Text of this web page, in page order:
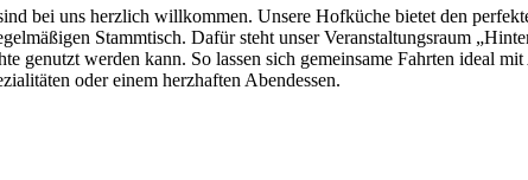
bei uns herzlich willkommen. Unsere Hofküche bietet den
Stammtisch. Dafür steht unser Veranstaltungsraum
genutzt werden kann. So lassen sich gemeinsame Fahrten ideal
oder einem herzhaften Abendessen.